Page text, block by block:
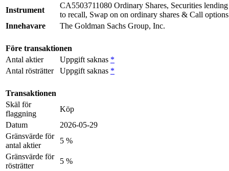
Instrument
CA5503711080 Ordinary Shares, Securities
to recall, Swap on on ordinary shares & Call options
Innehavare
The Goldman Sachs Group, Inc.
Före transaktionen
Antal aktier
Uppgift saknas *
Antal rösträtter
Uppgift saknas *
Transaktionen
Skäl för
flaggning
Köp
Datum
2026-05-29
Gränsvärde för
antal aktier
5 %
Gränsvärde för
rösträtter
5 %